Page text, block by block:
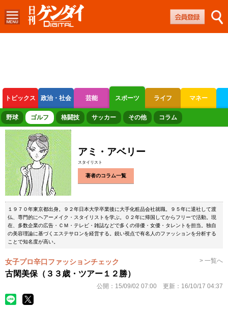
トピックス 政治・社会 芸能 スポーツ ライフ マネー
ボートレース 競輪 オートレース
野球 ゴルフ 格闘技 サッカー その他 コラム
アミ・アベリー
スタイリスト
著者のコラム一覧
１９７０年東京都出身。９２年日本大学卒業後に大手化粧品会社就職。９５年に退社して渡
仏、専門的にヘアーメイク・スタイリストを学ぶ。０２年に帰国してからフリーで活動。現
在、多数企業の広告・ＣＭ・テレビ・雑誌などで多くの俳優・女優・タレントを担当。独自
の美容理論に基づくエステサロンを経営する。鋭い視点で有名人のファッションを分析する
ことで知名度が高い。
女子プロ辛口ファッションチェック > 一覧へ
古閑美保（３３歳・ツアー１２勝）
公開： 15/09/02 07:00 更新： 16/10/17 04:37